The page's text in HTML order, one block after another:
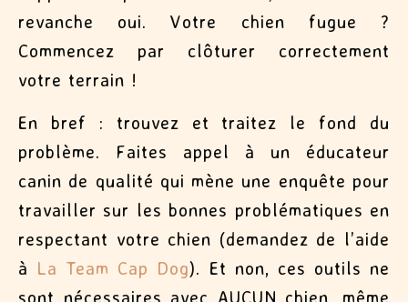
revanche oui. Votre chien fugue ?
Commencez par clôturer correctement
votre terrain !
En bref : trouvez et traitez le fond du
problème. Faites appel à un éducateur
canin de qualité qui mène une enquête pour
travailler sur les bonnes problématiques en
respectant votre chien (demandez de l’aide
à La Team Cap Dog). Et non, ces outils ne
sont nécessaires avec AUCUN chien, même